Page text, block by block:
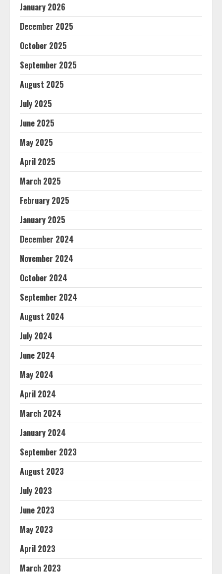
January 2026
December 2025
October 2025
September 2025
August 2025
July 2025
June 2025
May 2025
April 2025
March 2025
February 2025
January 2025
December 2024
November 2024
October 2024
September 2024
August 2024
July 2024
June 2024
May 2024
April 2024
March 2024
January 2024
September 2023
August 2023
July 2023
June 2023
May 2023
April 2023
March 2023